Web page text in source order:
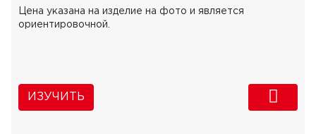
Цена указана на изделие на фото и является
ориентировочной.
ИЗУЧИТЬ